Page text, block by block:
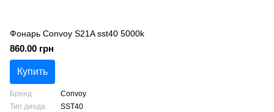
Фонарь Convoy S21A sst40 5000k
860.00 грн
Купить
Бренд
Convoy
Тип диода
SST40